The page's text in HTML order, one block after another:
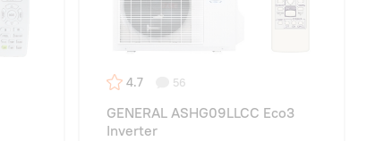
4.7 56
GENERAL ASHG09LLCC Eco3
Inverter